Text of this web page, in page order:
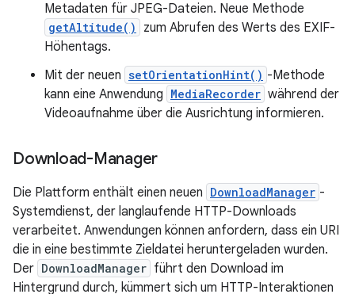
Metadaten für JPEG-Dateien. Neue Methode
getAltitude()
zum Abrufen des Werts des EXIF-
Höhentags.
Mit der neuen setOrientationHint() -Methode
kann eine Anwendung MediaRecorder während der
Videoaufnahme über die Ausrichtung informieren.
Download-Manager
Die Plattform enthält einen neuen DownloadManager -
Systemdienst, der langlaufende HTTP-Downloads
verarbeitet. Anwendungen können anfordern, dass ein URI
die in eine bestimmte Zieldatei heruntergeladen wurden.
Der DownloadManager führt den Download im
Hintergrund durch, kümmert sich um HTTP-Interaktionen